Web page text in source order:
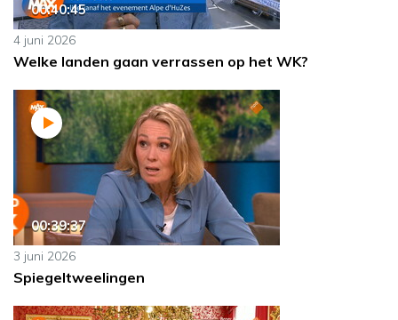
00:40:45
4 juni 2026
Welke landen gaan verrassen op het WK?
00:39:37
3 juni 2026
Spiegeltweelingen